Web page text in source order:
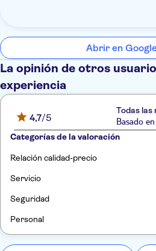
Abrir en
La opinión de otros
experiencia
4,7/5
Todas las
Basado
Categorías de la valoración
Relación calidad-precio
Servicio
Seguridad
Personal